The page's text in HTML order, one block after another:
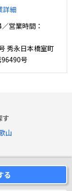
詳細
営業時間：
秀永日本橋室町
号
す
山
る